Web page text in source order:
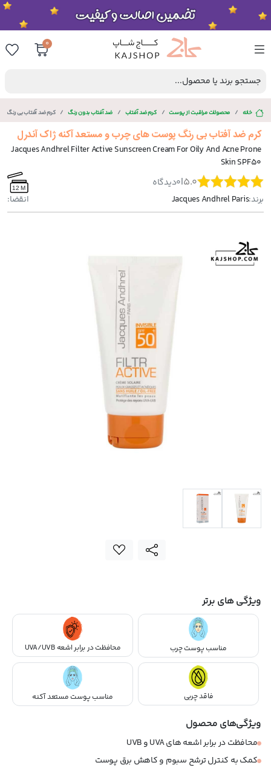
0
جستجو برند یا محصول...
خانه محصولات مراقبت از پوست کرم ضد آفتاب ضد آفتاب بدون رنگ کرم ضد آفتاب بی رنگ
کرم ضد آفتاب بی رنگ پوست های چرب و مستعد آکنه ژاک آندرل
Jacques Andhrel Filter Active Sunscreen Cream For Oily And Acne Prone
Skin SPF50
5.0
|
0دیدگاه 12 M
برند:Jacques Andhrel Paris انقضا:
ویژگی های برتر
مناسب پوست چرب محافظت در برابر اشعه UVA/UVB
فاقد چربی مناسب پوست مستعد آکنه
ویژگی‌های محصول
محافظت در برابر اشعه های UVA و UVB
کمک به کنترل ترشح سبوم و کاهش برق پوست